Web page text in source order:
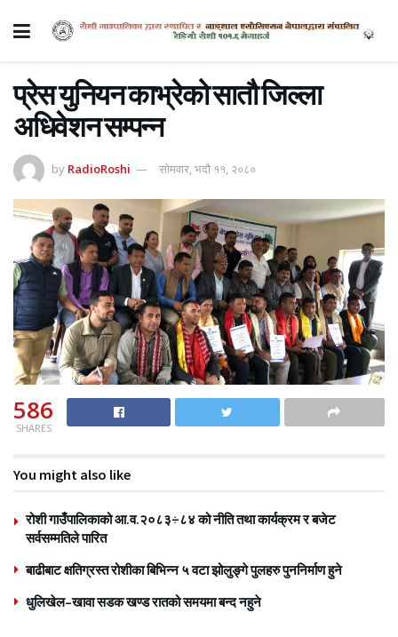
प्रेस युनियन काभ्रेको सातौ जिल्ला
अधिवेशन सम्पन्न
by RadioRoshi सोमवार, भदौ ११, २०८०
586
SHARES
You might also like
रोशी गाउँपालिकाको आ.व.२०८३÷८४ को नीति तथा कार्यक्रम र बजेट
सर्वसम्मतिले पारित
बाढीबाट क्षतिग्रस्त रोशीका बिभिन्न ५ वटा झोलुङ्गे पुलहरु पुननिर्माण हुने
धुलिखेल–खावा सडक खण्ड रातको समयमा बन्द नहुने